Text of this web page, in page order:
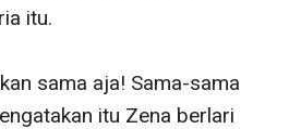
itu.
sama aja! Sama-sama
itu Zena berlari